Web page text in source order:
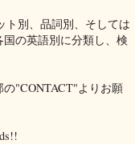
ト別、品詞別、そしては
の英語別に分類し、検
"CONTACT"よりお願